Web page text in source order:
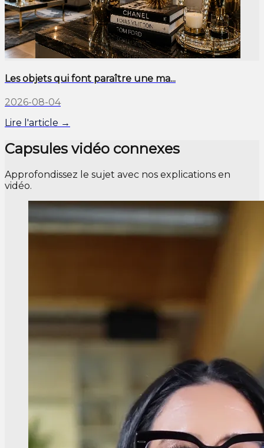
Les objets qui font paraître une ma...
2026-08-04
Lire l'article →
Capsules vidéo connexes
Approfondissez le sujet avec nos explications en
vidéo.